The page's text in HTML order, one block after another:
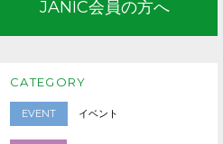
JANIC会員の方へ
CATEGORY
EVENT イベント